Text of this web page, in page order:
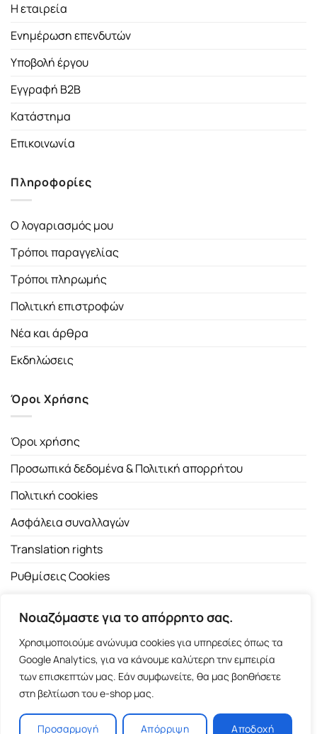
Νοιαζόμαστε για το απόρρητο σας.
Χρησιμοποιούμε ανώνυμα cookies για υπηρεσίες όπως τα
Google Analytics, για να κάνουμε καλύτερη την εμπειρία
των επισκεπτών μας. Εάν συμφωνείτε, θα μας βοηθήσετε
στη βελτίωση του e-shop μας.
Προσαρμογή Απόρριψη Αποδοχή
Η εταιρεία
Ενημέρωση επενδυτών
Υποβολή έργου
Εγγραφή B2B
Κατάστημα
Επικοινωνία
Πληροφορίες
Ο λογαριασμός μου
Τρόποι παραγγελίας
Τρόποι πληρωμής
Πολιτική επιστροφών
Νέα και άρθρα
Εκδηλώσεις
Όροι Χρήσης
Όροι χρήσης
Προσωπικά δεδομένα & Πολιτική απορρήτου
Πολιτική cookies
Ασφάλεια συναλλαγών
Translation rights
Ρυθμίσεις Cookies
Copyright 2026 ©Εκδοτικός Οίκος Α.Α. Λιβάνη| All rights
reserved.
Σόλωνος 98, 10680 Αθήνα | Τ:2103661200- F: 2103617791